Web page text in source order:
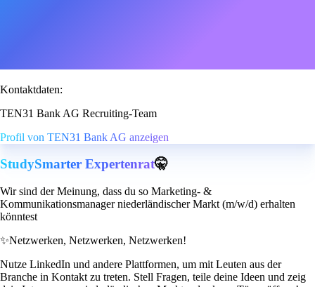
Kontaktdaten:
TEN31 Bank AG Recruiting-Team
Profil von TEN31 Bank AG anzeigen
StudySmarter Expertenrat🤫
Wir sind der Meinung, dass du so Marketing- &
Kommunikationsmanager niederländischer Markt (m/w/d) erhalten
könntest
✨Netzwerken, Netzwerken, Netzwerken!
Nutze LinkedIn und andere Plattformen, um mit Leuten aus der
Branche in Kontakt zu treten. Stell Fragen, teile deine Ideen und zeig